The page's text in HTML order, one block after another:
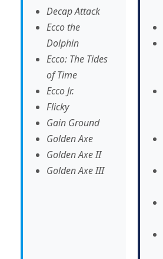
Decap Attack
Ecco the
Dolphin
Ecco: The Tides
of Time
Ecco Jr.
Flicky
Gain Ground
Golden Axe
Golden Axe II
Golden Axe III